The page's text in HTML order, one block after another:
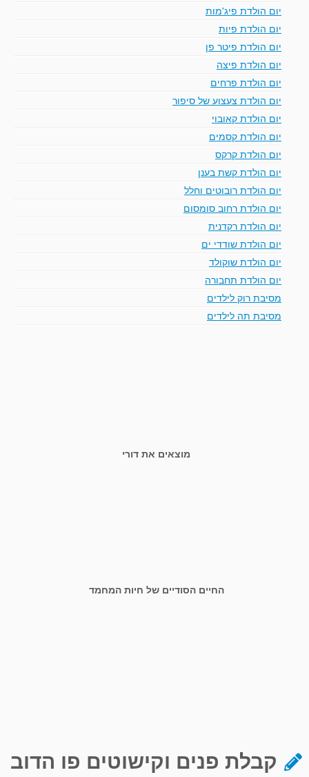
יום הולדת פיג'מות
יום הולדת פיות
יום הולדת פיטר פן
יום הולדת פיצה
יום הולדת פרחים
יום הולדת צעצוע של סיפור
יום הולדת קאובוי
יום הולדת קסמים
יום הולדת קרקס
יום הולדת קשת בענן
יום הולדת רובוטים וחלל
יום הולדת רחוב סומסום
יום הולדת רקדנית
יום הולדת שודדי ים
יום הולדת שוקולד
יום הולדת תחבורה
מסיבת רוק לילדים
מסיבת תה לילדים
מוצאים את דורי
החיים הסודיים של חיות המחמד
קבלת פנים וקישוטים פו הדוב